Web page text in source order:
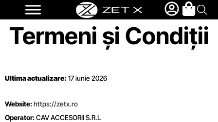
Termeni și Condiții
Ultima actualizare: 17 iunie 2026
Website:https://zetx.ro
Operator:CAV ACCESORII S.R.L